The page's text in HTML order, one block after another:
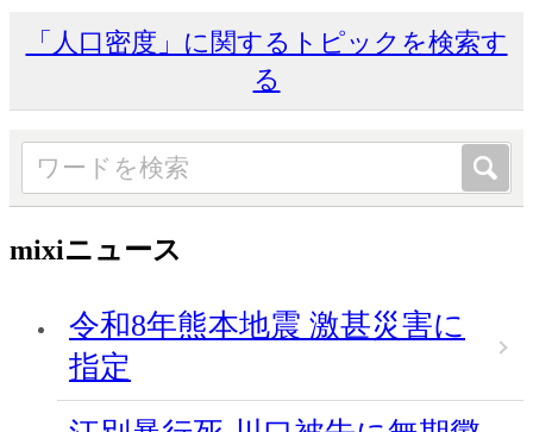
「人口密度」に関するトピックを検索す
る
mixiニュース
令和8年熊本地震 激甚災害に
指定